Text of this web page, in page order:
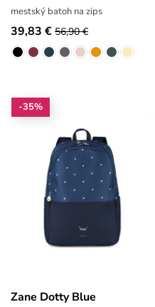
mestský batoh na zips
39,83 € 56,90 €
-35%
Zane Dotty Blue